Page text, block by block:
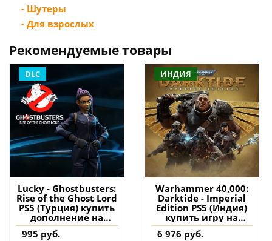
- Шутеры
- Для взрослых
Рекомендуемые товары
DLC
Lucky - Ghostbusters:
Rise of the Ghost Lord
PS5 (Турция) купить
дополнение на
аккаунт
995 руб.
ИНДИЯ
Warhammer 40,000:
Darktide - Imperial
Edition PS5 (Индия)
купить игру на
аккаунт
6 976 руб.